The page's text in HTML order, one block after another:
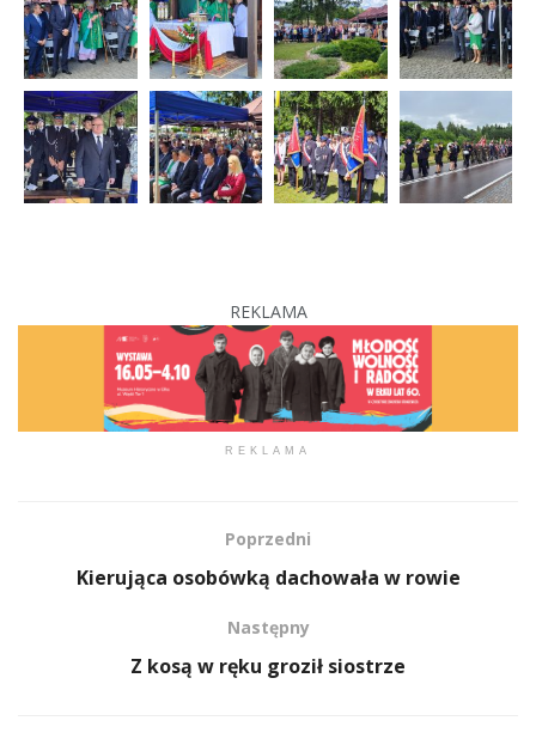
REKLAMA
REKLAMA
Poprzedni
Kierująca osobówką dachowała w rowie
Następny
Z kosą w ręku groził siostrze